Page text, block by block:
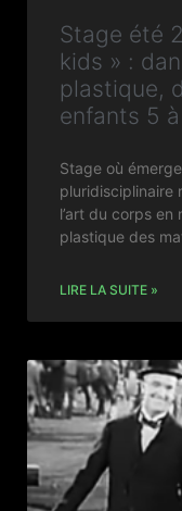
Stage été
kids » :
plastique,
enfants 5
Stage où
pluridisciplinaire
l’art du corps en
plastique des
LIRE LA SUITE »